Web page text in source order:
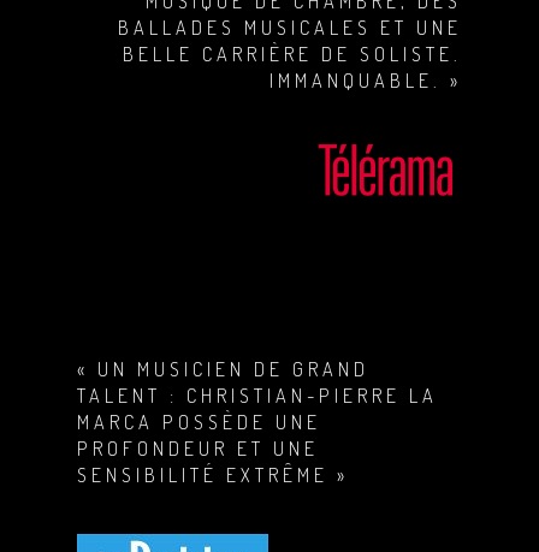
BALLADES MUSICALES ET UNE
BELLE CARRIÈRE DE SOLISTE.
IMMANQUABLE. »
« UN MUSICIEN DE GRAND
TALENT : CHRISTIAN-PIERRE LA
MARCA POSSÈDE UNE
PROFONDEUR ET UNE
SENSIBILITÉ EXTRÊME »